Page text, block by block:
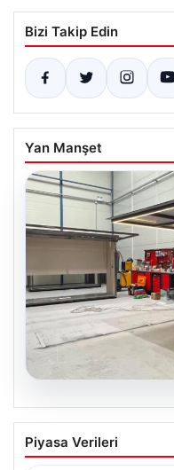
Bizi Takip Edin
Yan Manşet
Dış Mekan
bahçe mutfağı
Piyasa Verileri